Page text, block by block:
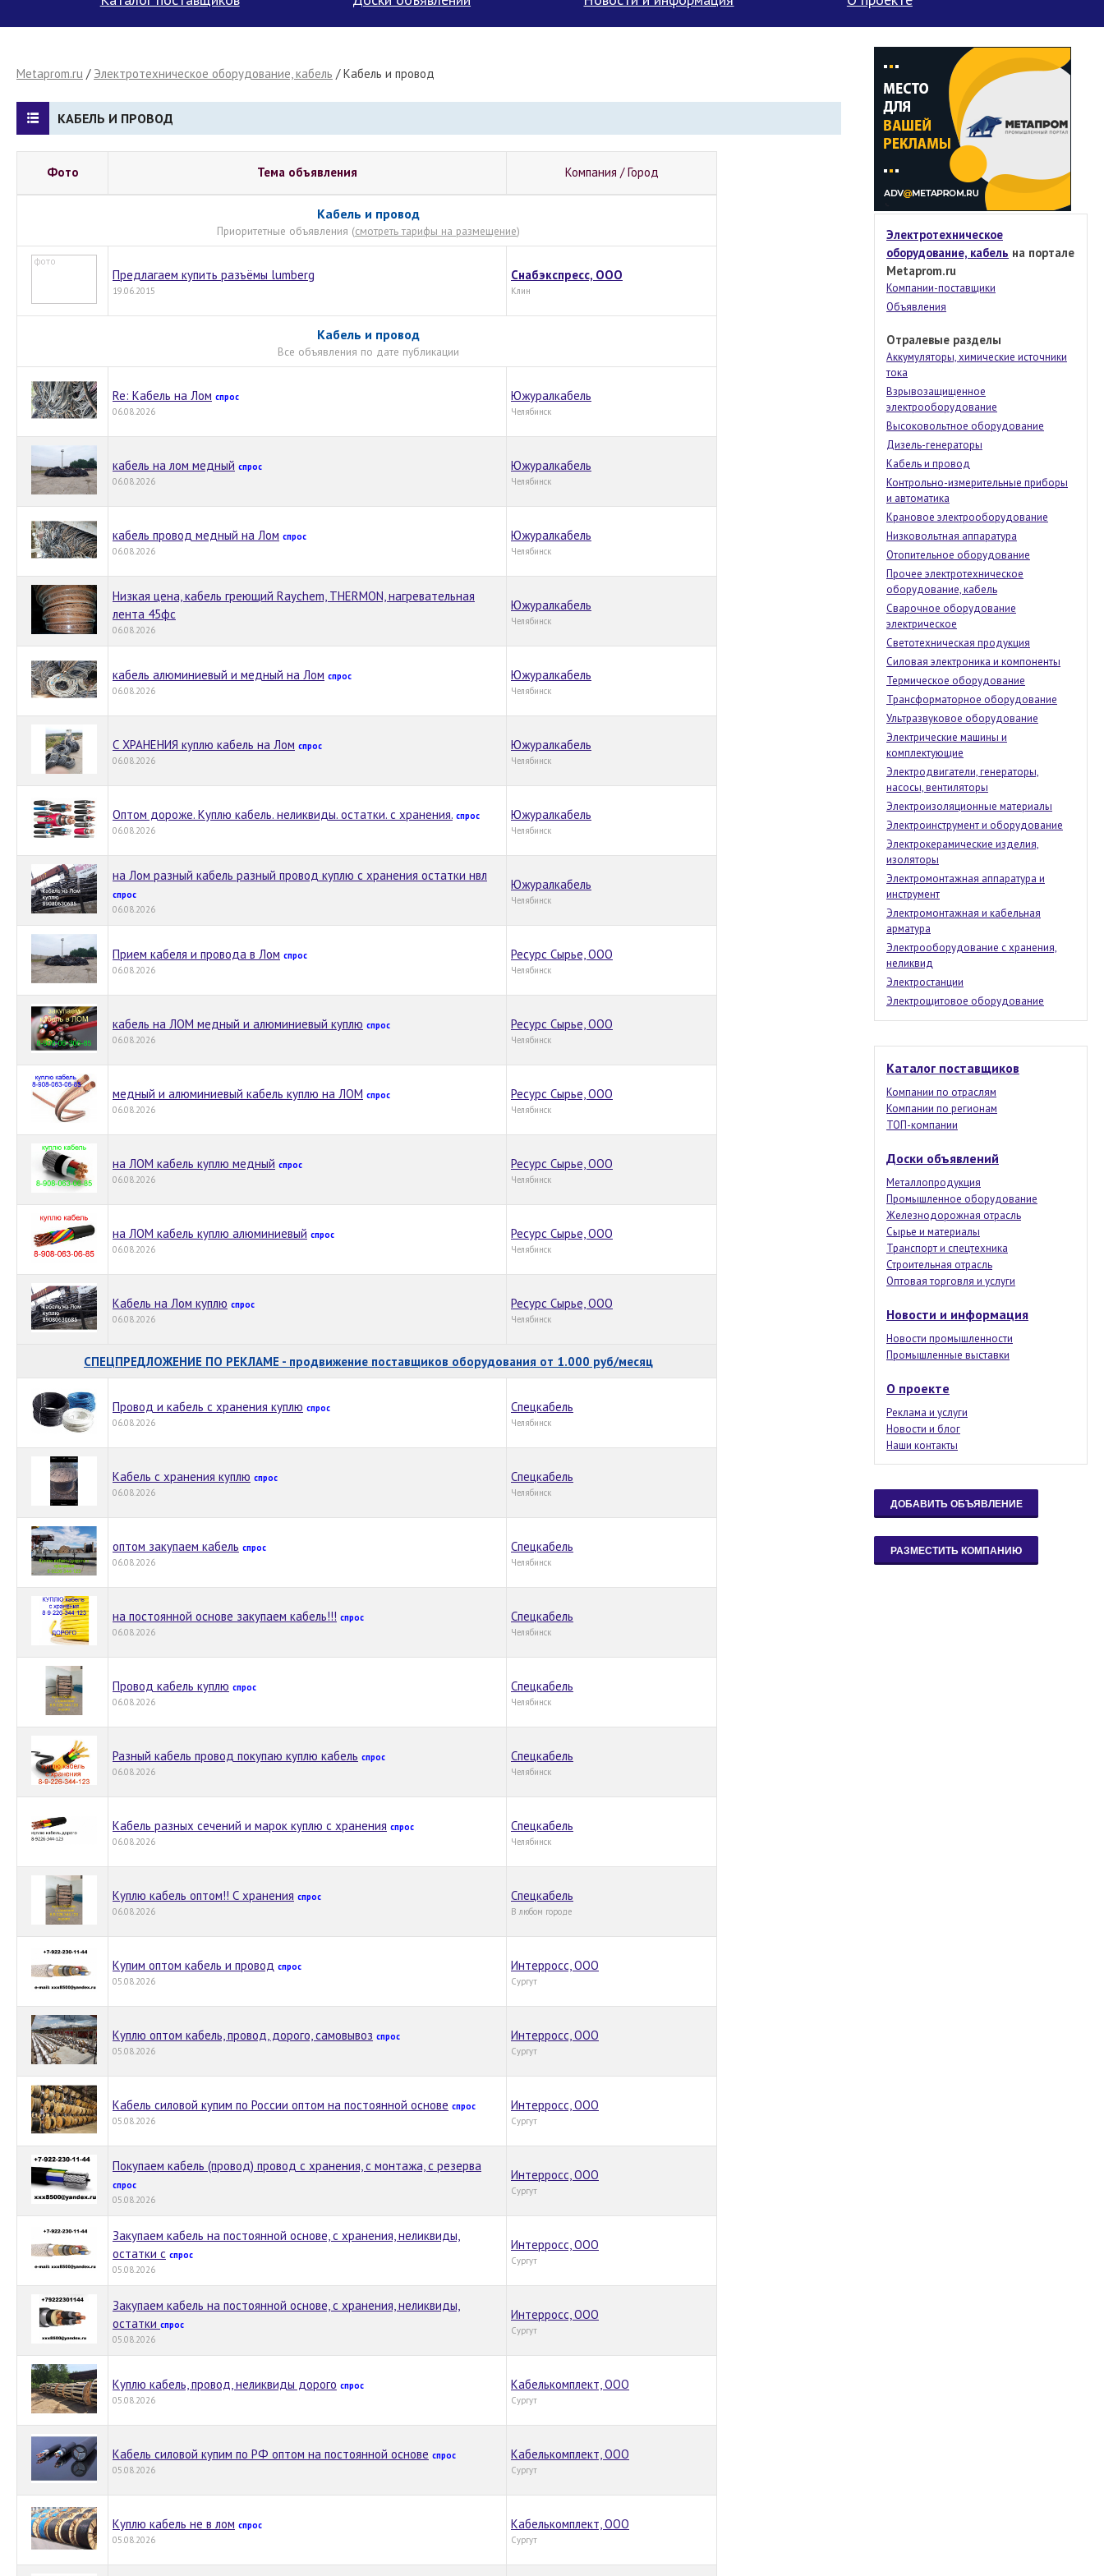
Metaprom.ru / Электротехническое оборудование, кабель /Кабель и провод
КАБЕЛЬ И ПРОВОД
Фото Тема объявления Компания / Город
Кабель и провод
Приоритетные объявления (смотреть тарифы на размещение)
Предлагаем купить разъёмы lumberg
19.06.2015
Снабэкспресс, ООО
Клин
Кабель и провод
Все объявления по дате публикации
Re: Кабель на Лом спрос
06.08.2026
Южуралкабель
Челябинск
кабель на лом медный спрос
06.08.2026
Южуралкабель
Челябинск
кабель провод медный на Лом спрос
06.08.2026
Южуралкабель
Челябинск
Низкая цена, кабель греющий Raychem, THERMON, нагревательная
лента 45фс
06.08.2026
Южуралкабель
Челябинск
кабель алюминиевый и медный на Лом спрос
06.08.2026
Южуралкабель
Челябинск
С ХРАНЕНИЯ куплю кабель на Лом спрос
06.08.2026
Южуралкабель
Челябинск
Оптом дороже. Куплю кабель. неликвиды. остатки. с хранения. спрос
06.08.2026
Южуралкабель
Челябинск
на Лом разный кабель разный провод куплю с хранения остатки нвл
спрос
06.08.2026
Южуралкабель
Челябинск
Прием кабеля и провода в Лом спрос
06.08.2026
Ресурс Сырье, ООО
Челябинск
кабель на ЛОМ медный и алюминиевый куплю спрос
06.08.2026
Ресурс Сырье, ООО
Челябинск
медный и алюминиевый кабель куплю на ЛОМ спрос
06.08.2026
Ресурс Сырье, ООО
Челябинск
на ЛОМ кабель куплю медный спрос
06.08.2026
Ресурс Сырье, ООО
Челябинск
на ЛОМ кабель куплю алюминиевый спрос
06.08.2026
Ресурс Сырье, ООО
Челябинск
Кабель на Лом куплю спрос
06.08.2026
Ресурс Сырье, ООО
Челябинск
СПЕЦПРЕДЛОЖЕНИЕ ПО РЕКЛАМЕ - продвижение поставщиков оборудования от 1.000 руб/месяц
Провод и кабель с хранения куплю спрос
06.08.2026
Спецкабель
Челябинск
Кабель с хранения куплю спрос
06.08.2026
Спецкабель
Челябинск
оптом закупаем кабель спрос
06.08.2026
Спецкабель
Челябинск
на постоянной основе закупаем кабель!!! спрос
06.08.2026
Спецкабель
Челябинск
Провод кабель куплю спрос
06.08.2026
Спецкабель
Челябинск
Разный кабель провод покупаю куплю кабель спрос
06.08.2026
Спецкабель
Челябинск
Кабель разных сечений и марок куплю с хранения спрос
06.08.2026
Спецкабель
Челябинск
Куплю кабель оптом!! С хранения спрос
06.08.2026
Спецкабель
В любом городе
Купим оптом кабель и провод спрос
05.08.2026
Интерросс, ООО
Сургут
Куплю оптом кабель, провод, дорого, самовывоз спрос
05.08.2026
Интерросс, ООО
Сургут
Кабель силовой купим по России оптом на постоянной основе спрос
05.08.2026
Интерросс, ООО
Сургут
Покупаем кабель (провод) провод с хранения, с монтажа, с резерва
спрос
05.08.2026
Интерросс, ООО
Сургут
Закупаем кабель на постоянной основе, с хранения, неликвиды,
остатки с спрос
05.08.2026
Интерросс, ООО
Сургут
Закупаем кабель на постоянной основе, с хранения, неликвиды,
остатки спрос
05.08.2026
Интерросс, ООО
Сургут
Куплю кабель, провод, неликвиды дорого спрос
05.08.2026
Кабелькомплект, ООО
Сургут
Кабель силовой купим по РФ оптом на постоянной основе спрос
05.08.2026
Кабелькомплект, ООО
Сургут
Куплю кабель не в лом спрос
05.08.2026
Кабелькомплект, ООО
Сургут
Электротехническое
оборудование, кабель на портале
Metaprom.ru
Компании-поставщики
Объявления
Отралевые разделы
Аккумуляторы, химические источники
тока
Взрывозащищенное
электрооборудование
Высоковольтное оборудование
Дизель-генераторы
Кабель и провод
Контрольно-измерительные приборы
и автоматика
Крановое электрооборудование
Низковольтная аппаратура
Отопительное оборудование
Прочее электротехническое
оборудование, кабель
Сварочное оборудование
электрическое
Светотехническая продукция
Силовая электроника и компоненты
Термическое оборудование
Трансформаторное оборудование
Ультразвуковое оборудование
Электрические машины и
комплектующие
Электродвигатели, генераторы,
насосы, вентиляторы
Электроизоляционные материалы
Электроинструмент и оборудование
Электрокерамические изделия,
изоляторы
Электромонтажная аппаратура и
инструмент
Электромонтажная и кабельная
арматура
Электрооборудование с хранения,
неликвид
Электростанции
Электрощитовое оборудование
Каталог поставщиков
Компании по отраслям
Компании по регионам
ТОП-компании
Доски объявлений
Металлопродукция
Промышленное оборудование
Железнодорожная отрасль
Сырье и материалы
Транспорт и спецтехника
Строительная отрасль
Оптовая торговля и услуги
Новости и информация
Новости промышленности
Промышленные выставки
О проекте
Реклама и услуги
Новости и блог
Наши контакты